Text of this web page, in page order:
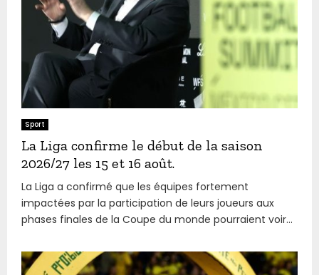
Sport
La Liga confirme le début de la saison
2026/27 les 15 et 16 août.
La Liga a confirmé que les équipes fortement
impactées par la participation de leurs joueurs aux
phases finales de la Coupe du monde pourraient voir...